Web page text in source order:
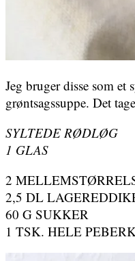
Jeg bruger disse som
grøntsagssuppe. Det
SYLTEDE RØDLØG
1 GLAS
2
2,5 DL
60 G SUKKER
1 TSK. HELE